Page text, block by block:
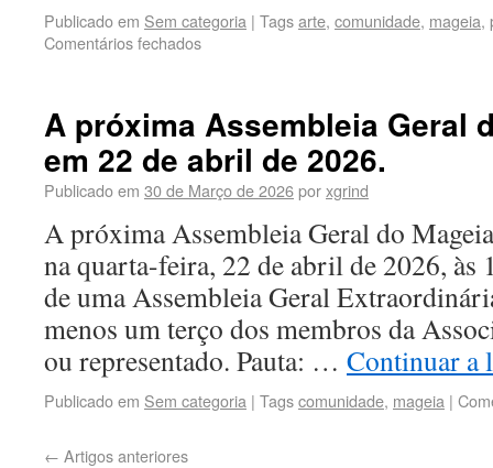
Publicado em Sem categoria | Tagsarte, comunidade, mageia,
Comentários fechados
A próxima Assembleia Geral
em 22 de abril de 2026.
Publicado em 30 de Março de 2026porxgrind
A próxima Assembleia Geral do
na quarta-feira, 22 de abril de 2026, às
de uma Assembleia Geral
menos um terço dos membros da
ou representado. Pauta: … Continuar a
Publicado em Sem categoria | Tagscomunidade, mageia |
← Artigos anteriores